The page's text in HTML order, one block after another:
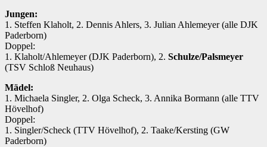
Jungen:
1. Steffen Klaholt, 2. Dennis Ahlers, 3. Julian Ahlemeyer (alle DJK
Paderborn)
Doppel:
1. Klaholt/Ahlemeyer (DJK Paderborn), 2. Schulze/Palsmeyer
(TSV Schloß Neuhaus)
Mädel:
1. Michaela Singler, 2. Olga Scheck, 3. Annika Bormann (alle TTV
Hövelhof)
Doppel:
1. Singler/Scheck (TTV Hövelhof), 2. Taake/Kersting (GW
Paderborn)